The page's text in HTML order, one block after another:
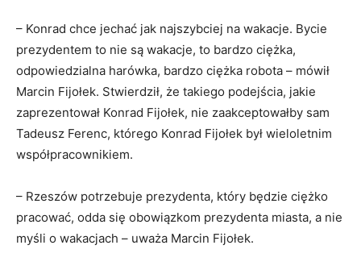
– Konrad chce jechać jak najszybciej na wakacje. Bycie
prezydentem to nie są wakacje, to bardzo ciężka,
odpowiedzialna harówka, bardzo ciężka robota – mówił
Marcin Fijołek. Stwierdził, że takiego podejścia, jakie
zaprezentował Konrad Fijołek, nie zaakceptowałby sam
Tadeusz Ferenc, którego Konrad Fijołek był wieloletnim
współpracownikiem.
– Rzeszów potrzebuje prezydenta, który będzie ciężko
pracować, odda się obowiązkom prezydenta miasta, a nie
myśli o wakacjach – uważa Marcin Fijołek.